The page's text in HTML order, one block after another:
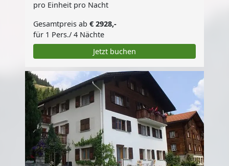
pro Einheit pro Nacht
Gesamtpreis ab € 2928,-
für 1 Pers./ 4 Nächte
Jetzt buchen